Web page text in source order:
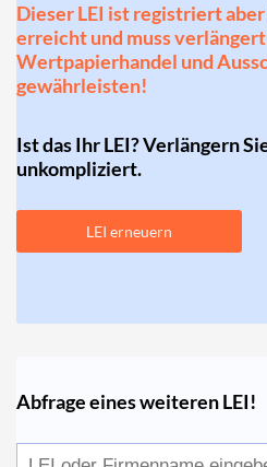
Dieser LEI ist registriert
erreicht und muss
Wertpapierhandel und
gewährleisten!
Ist das Ihr LEI? Verlängern
unkompliziert.
LEI erneuern
Abfrage eines weiteren LEI!